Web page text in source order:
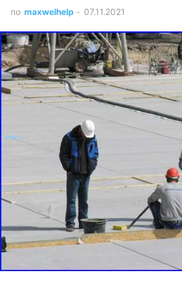
по maxwelhelp - 07.11.2021